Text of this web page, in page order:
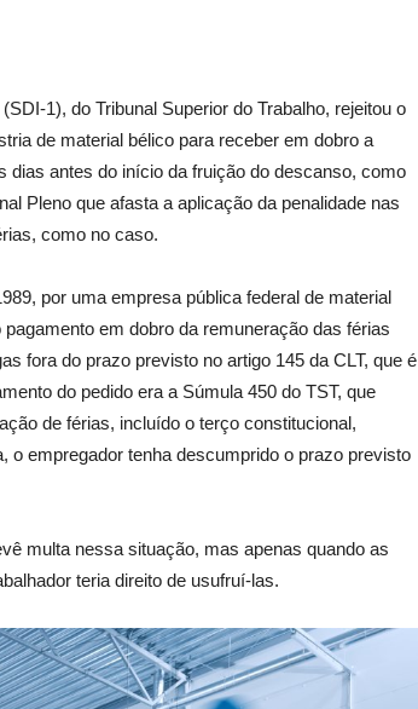
1), do Tribunal Superior do Trabalho, rejeitou o
de material bélico para receber em dobro a
dias antes do início da fruição do descanso, como
Pleno que afasta a aplicação da penalidade nas
como no caso.
por uma empresa pública federal de material
em dobro da remuneração das férias
fora do prazo previsto no artigo 145 da CLT, que é
do pedido era a Súmula 450 do TST, que
de férias, incluído o terço constitucional,
o empregador tenha descumprido o prazo previsto
multa nessa situação, mas apenas quando as
teria direito de usufruí-las.